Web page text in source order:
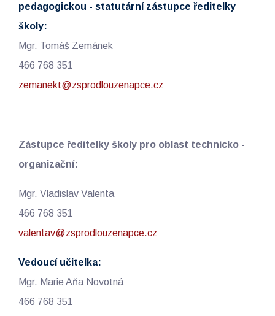
pedagogickou - statutární zástupce ředitelky
školy:
Mgr. Tomáš Zemánek
466 768 351
zemanekt@zsprodlouzenapce.cz
Zástupce ředitelky školy pro oblast technicko -
organizační:
Mgr. Vladislav Valenta
466 768 351
valentav@zsprodlouzenapce.cz
Vedoucí učitelka:
Mgr. Marie Aňa Novotná
466 768 351